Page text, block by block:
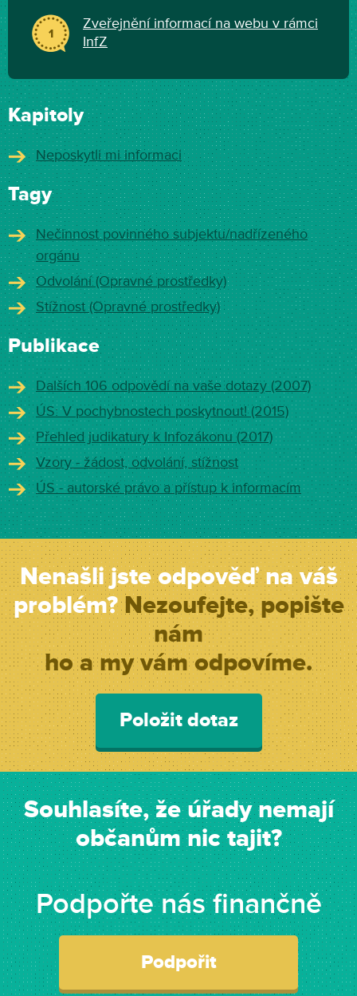
1
Zveřejnění informací na webu v rámci
InfZ
Kapitoly
Neposkytli mi informaci
Tagy
Nečinnost povinného subjektu/nadřízeného
orgánu
Odvolání (Opravné prostředky)
Stížnost (Opravné prostředky)
Publikace
Dalších 106 odpovědí na vaše dotazy (2007)
ÚS: V pochybnostech poskytnout! (2015)
Přehled judikatury k Infozákonu (2017)
Vzory - žádost, odvolání, stížnost
ÚS - autorské právo a přístup k informacím
Nenašli jste odpověď na váš
problém?Nezoufejte, popište
nám
ho a my vám odpovíme.
Položit dotaz
Souhlasíte, že úřady nemají
občanům nic tajit?
Podpořte nás finančně
Podpořit